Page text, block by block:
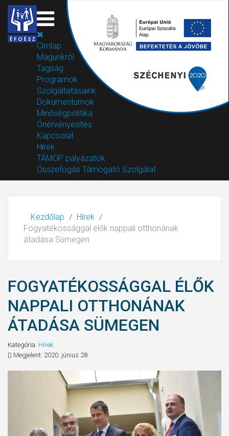
Címlap
Magunkról
Tagság
Programok
Szolgáltatásaink
Dokumentumok
Minőségpolitika
Önérvényesítés
Kapcsolat
Hírek
TÁMOP pályázatok
Összefogás Támogató Szolgálat
Kezdőlap
Hírek
Fogyatékossággal élők nappali otthonának
átadása Sümegen
FOGYATÉKOSSÁGGAL ÉLŐK
NAPPALI OTTHONÁNAK
ÁTADÁSA SÜMEGEN
Kategória: Hírek
Megjelent: 2020. június 28.